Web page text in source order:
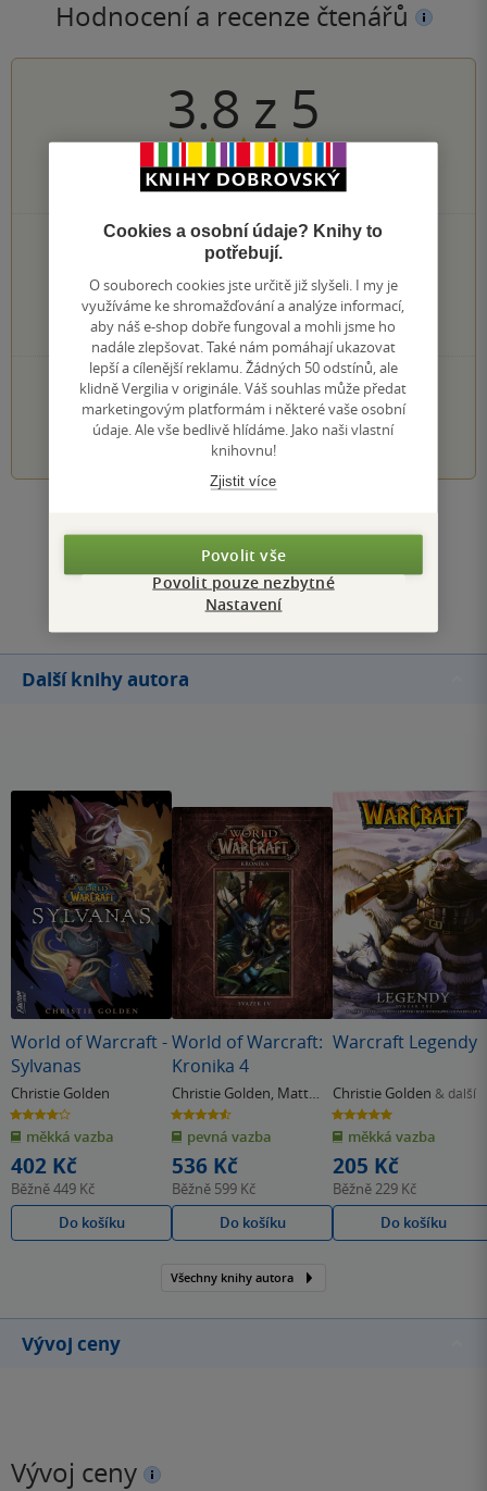
Hodnocení a recenze čtenářů
3.8 z 5
4hodnocení čtenářů
1×
5 hvězdiček
1×
4 hvězdičky
2×
3 hvězdičky
0×
2 hvězdičky
0×
1 hvezdička
PŘIDEJTE SVÉ HODNOCENÍ KNIHY
1 2 3 4 5
Přidat hodnocení
Další knihy autora
World of Warcraft -
Sylvanas
Christie Golden
4.0
z
5
hvězdiček
měkká vazba
402 Kč
Běžně449 Kč
Do košíku
World of Warcraft:
Kronika 4
Christie Golden, Matt
Burns
4.6
z
5
hvězdiček
pevná vazba
536 Kč
Běžně 599 Kč
Do košíku
Warcraft Legendy
Christie Golden & další
5.0
z
5
hvězdiček
měkká vazba
205 Kč
Běžně229 Kč
Do košíku
Všechny knihy autora
Vývoj ceny
Vývoj ceny
Cookies a osobní údaje? Knihy to
potřebují.
O souborech cookies jste určitě již slyšeli. I my je
využíváme ke shromažďování a analýze informací,
aby náš e-shop dobře fungoval a mohli jsme ho
nadále zlepšovat. Také nám pomáhají ukazovat
lepší a cílenější reklamu. Žádných 50 odstínů, ale
klidně Vergilia v originále. Váš souhlas může předat
marketingovým platformám i některé vaše osobní
údaje. Ale vše bedlivě hlídáme. Jako naši vlastní
knihovnu!
Zjistit více
Povolit vše
Povolit pouze nezbytné
Nastavení